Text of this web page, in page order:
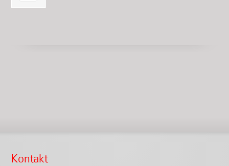
Kontakt